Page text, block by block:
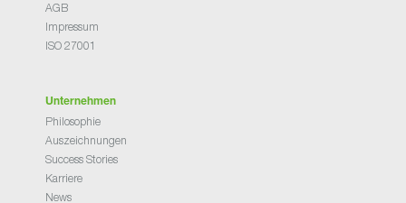
AGB
Impressum
ISO 27001
Unternehmen
Philosophie
Auszeichnungen
Success Stories
Karriere
News